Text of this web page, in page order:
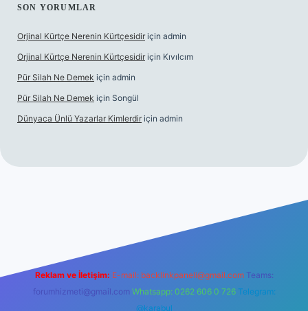
SON YORUMLAR
Orjinal Kürtçe Nerenin Kürtçesidir için admin
Orjinal Kürtçe Nerenin Kürtçesidir için Kıvılcım
Pür Silah Ne Demek için admin
Pür Silah Ne Demek için Songül
Dünyaca Ünlü Yazarlar Kimlerdir için admin
Reklam ve İletişim: E-mail: backlinkpaneli@gmail.com Teams:
forumhizmeti@gmail.com Whatsapp: 0262 606 0 726 Telegram:
@karabul